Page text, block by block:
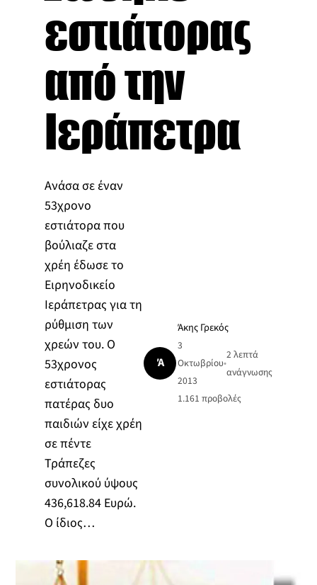
εστιάτορας
από την
Ιεράπετρα
Ανάσα σε έναν
53χρονο
εστιάτορα που
βούλιαζε στα
χρέη έδωσε το
Ειρηνοδικείο
Ιεράπετρας για τη
ρύθμιση των
χρεών του. Ο
53χρονος
εστιάτορας
πατέρας δυο
παιδιών είχε χρέη
σε πέντε
Τράπεζες
συνολικού ύψους
436,618.84 Ευρώ.
Ο ίδιος…
Ά
Άκης Γρεκός
3
Οκτωβρίου
2013
•
2 λεπτά
ανάγνωσης
1.161 προβολές